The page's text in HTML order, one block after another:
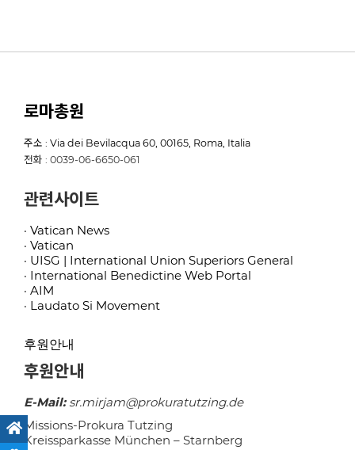
로마총원
주소 : Via dei Bevilacqua 60, 00165, Roma, Italia
전화 : 0039-06-6650-061
관련사이트
· Vatican News
· Vatican
· UISG | International Union Superiors General
· International Benedictine Web Portal
· AIM
· Laudato Si Movement
후원안내
후원안내
E-Mail:sr.mirjam@prokuratutzing.de
Missions-Prokura Tutzing
Kreissparkasse München – Starnberg